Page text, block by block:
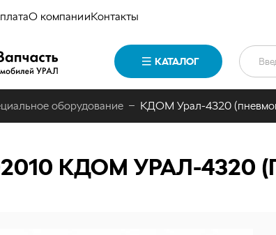
О компанииКонтакты
КАТАЛОГ
оборудование КДОМ Урал-4320
КДОМ УРАЛ-4320